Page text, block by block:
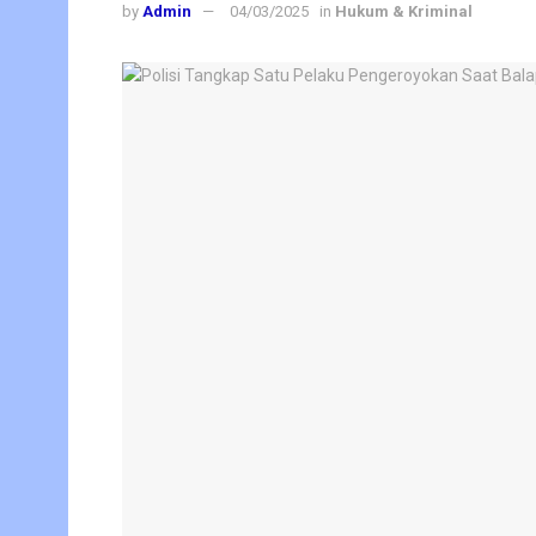
by Admin 04/03/2025 in Hukum & Kriminal